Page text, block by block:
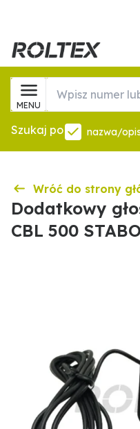
MENU
Szukaj po nazwa/
Wróć do strony
Dodatkowy
CBL 500